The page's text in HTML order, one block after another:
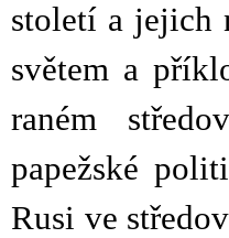
století a jejich
světem a
raném
papežské
Rusi ve